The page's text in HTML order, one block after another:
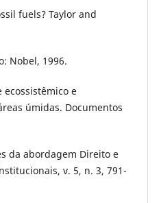
fuels? Taylor and
Nobel, 1996.
ecossistêmico e
úmidas. Documentos
da abordagem Direito e
v. 5, n. 3, 791-